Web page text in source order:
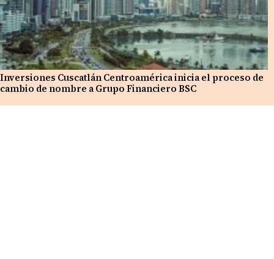
Inversiones Cuscatlán Centroamérica inicia el proceso de
cambio de nombre a Grupo Financiero BSC